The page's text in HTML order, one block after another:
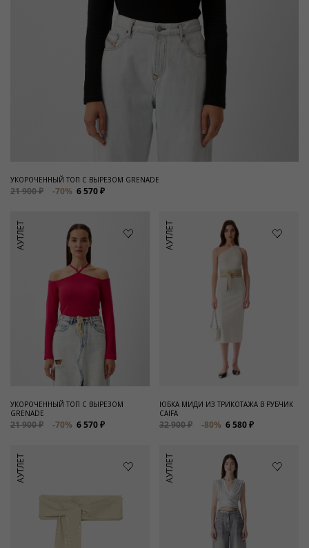
УКОРОЧЕННЫЙ ТОП С ВЫРЕЗОМ GRENADE
21 900 ₽ -70% 6 570 ₽
АУТЛЕТ
УКОРОЧЕННЫЙ ТОП С ВЫРЕЗОМ
GRENADE
21 900 ₽ -70% 6 570 ₽
АУТЛЕТ
ЮБКА МИДИ ИЗ ТРИКОТАЖА В РУБЧИК
CAIFA
32 900 ₽ -80% 6 580 ₽
АУТЛЕТ АУТЛЕТ